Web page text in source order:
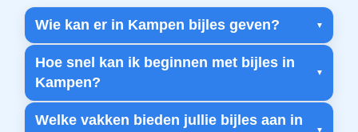
Wie kan er in Kampen bijles geven?
Hoe snel kan ik beginnen met bijles in
Kampen?
Welke vakken bieden jullie bijles aan in